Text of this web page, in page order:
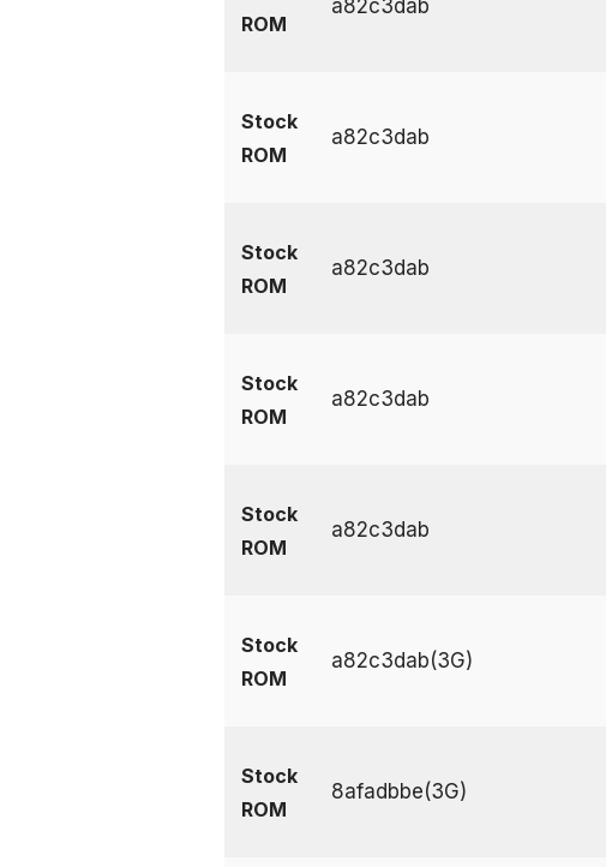
ROM
a82c3dab
Stock
ROM
a82c3dab
Stock
ROM
a82c3dab
Stock
ROM
a82c3dab
Stock
ROM
a82c3dab
Stock
ROM
a82c3dab(3G)
Stock
ROM
8afadbbe(3G)